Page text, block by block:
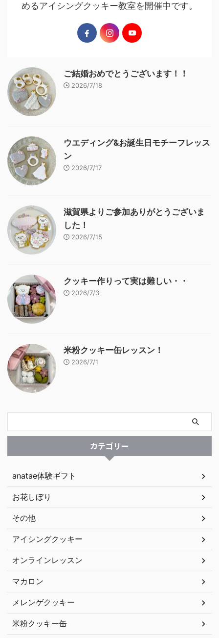
めるアイシングクッキー教室を開催中です。
ご結婚おめでとうございます！！
2026/7/18
ウエディング&お誕生日モチーフレッス
ン
2026/7/17
滋賀県よりご参加ありがとうございま
した！
2026/7/15
クッキー作りって実は難しい・・
2026/7/3
米粉クッキー缶レッスン！
2026/7/1
カテゴリー
anatae体験ギフト
お花しぼり
その他
アイシングクッキー
オンラインレッスン
マカロン
メレンゲクッキー
米粉クッキー缶